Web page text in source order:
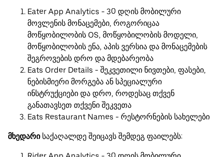
Eater App Analytics - 30 დღის მობილური
მოვლენის მონაცემები, როგორიცაა
მოწყობილობის OS, მოწყობილობის მოდელი,
მოწყობილობის ენა, აპის ვერსია და მონაცემების
შეგროვების დრო და მდებარეობა
Eats Order Details - შეკვეთილი ნივთები, ფასები,
ნებისმიერი მორგება ან სპეციალური
ინსტრუქციები და დრო, როდესაც თქვენ
განათავსეთ თქვენი შეკვეთა
Eats Restaurant Names - რესტორნების სახელები
მხედარისაქაღალდე შეიცავს შემდეგ ფაილებს: